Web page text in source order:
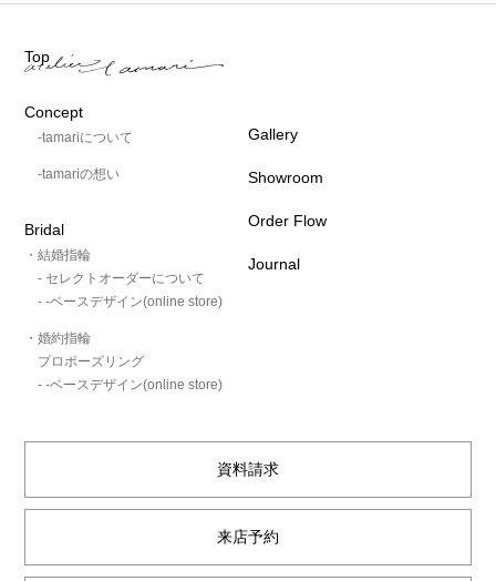
Top
Concept
-tamariについて
-tamariの想い
Bridal
・結婚指輪
- セレクトオーダーについて
- -ベースデザイン(online store)
・婚約指輪
プロポーズリング
- -ベースデザイン(online store)
Gallery
Showroom
Order Flow
Journal
資料請求
来店予約